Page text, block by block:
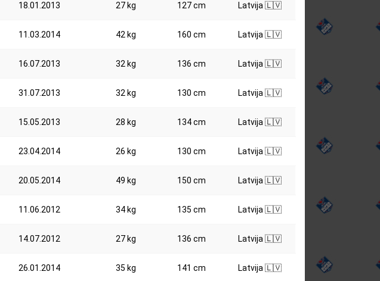
18.01.2013 27 kg 127 cm Latvija 🇱🇻
11.03.2014 42 kg 160 cm Latvija 🇱🇻
16.07.2013 32 kg 136 cm Latvija 🇱🇻
31.07.2013 32 kg 130 cm Latvija 🇱🇻
15.05.2013 28 kg 134 cm Latvija 🇱🇻
23.04.2014 26 kg 130 cm Latvija 🇱🇻
20.05.2014 49 kg 150 cm Latvija 🇱🇻
11.06.2012 34 kg 135 cm Latvija 🇱🇻
14.07.2012 27 kg 136 cm Latvija 🇱🇻
26.01.2014 35 kg 141 cm Latvija 🇱🇻